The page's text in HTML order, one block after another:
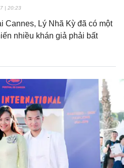
| 20:23
Cannes, Lý Nhã Kỳ đã có một
nhiều khán giả phải bất